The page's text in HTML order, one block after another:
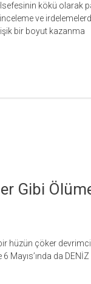
kökü olarak
ve
bir boyut kazanma
Gibi
hüzün çöker
Mayıs’ında da